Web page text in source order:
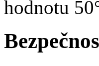
hodnotu